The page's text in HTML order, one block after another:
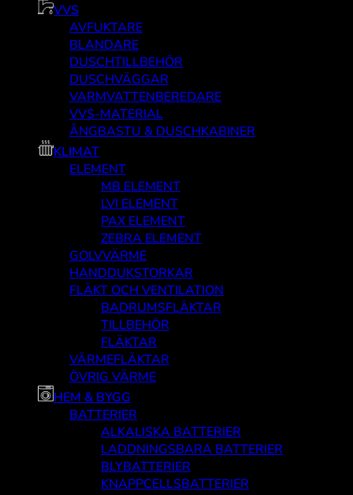
VVS
AVFUKTARE
BLANDARE
DUSCHTILLBEHÖR
DUSCHVÄGGAR
VARMVATTENBEREDARE
VVS-MATERIAL
ÅNGBASTU & DUSCHKABINER
KLIMAT
ELEMENT
MB ELEMENT
LVI ELEMENT
PAX ELEMENT
ZEBRA ELEMENT
GOLVVÄRME
HANDDUKSTORKAR
FLÄKT OCH VENTILATION
BADRUMSFLÄKTAR
TILLBEHÖR
FLÄKTAR
VÄRMEFLÄKTAR
ÖVRIG VÄRME
HEM & BYGG
BATTERIER
ALKALISKA BATTERIER
LADDNINGSBARA BATTERIER
BLYBATTERIER
KNAPPCELLSBATTERIER